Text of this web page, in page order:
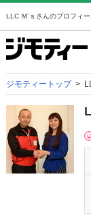
LLC Ｍ’ｓさんのプロフィ
ジモティートップ >